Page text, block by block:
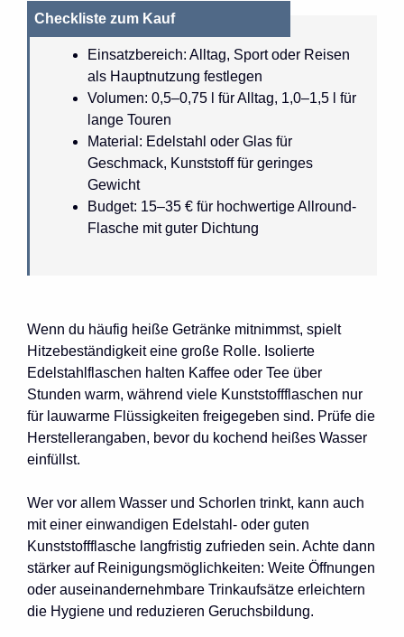
Checkliste zum Kauf
Einsatzbereich: Alltag, Sport oder Reisen
als Hauptnutzung festlegen
Volumen: 0,5–0,75 l für Alltag, 1,0–1,5 l für
lange Touren
Material: Edelstahl oder Glas für
Geschmack, Kunststoff für geringes
Gewicht
Budget: 15–35 € für hochwertige Allround-
Flasche mit guter Dichtung
Wenn du häufig heiße Getränke mitnimmst, spielt
Hitzebeständigkeit eine große Rolle. Isolierte
Edelstahlflaschen halten Kaffee oder Tee über
Stunden warm, während viele Kunststoffflaschen nur
für lauwarme Flüssigkeiten freigegeben sind. Prüfe die
Herstellerangaben, bevor du kochend heißes Wasser
einfüllst.
Wer vor allem Wasser und Schorlen trinkt, kann auch
mit einer einwandigen Edelstahl- oder guten
Kunststoffflasche langfristig zufrieden sein. Achte dann
stärker auf Reinigungsmöglichkeiten: Weite Öffnungen
oder auseinandernehmbare Trinkaufsätze erleichtern
die Hygiene und reduzieren Geruchsbildung.